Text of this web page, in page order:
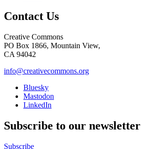
Contact Us
Creative Commons
PO Box 1866, Mountain View,
CA 94042
info@creativecommons.org
Bluesky
Mastodon
LinkedIn
Subscribe to our newsletter
Subscribe